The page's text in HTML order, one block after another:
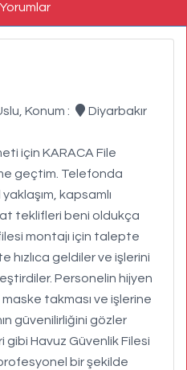
Konum :
Diyarbakır
için KARACA File
geçtim. Telefonda
kapsamlı
teklifleri beni oldukça
montajı için talepte
hızlıca geldiler ve işlerini
Personelin hijyen
takması ve işlerine
güvenilirliğini gözler
gibi Havuz Güvenlik Filesi
bir şekilde